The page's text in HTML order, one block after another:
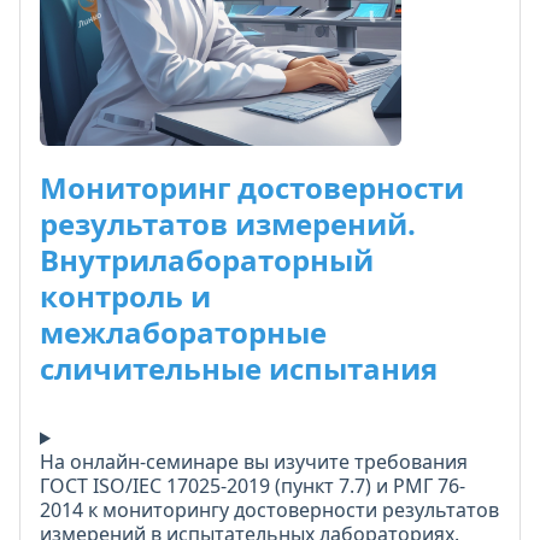
Мониторинг достоверности
результатов измерений.
Внутрилабораторный
контроль и
межлабораторные
сличительные испытания
На онлайн-семинаре вы изучите требования
ГОСТ ISO/IEC 17025-2019 (пункт 7.7) и РМГ 76-
2014 к мониторингу достоверности результатов
измерений в испытательных лабораториях.